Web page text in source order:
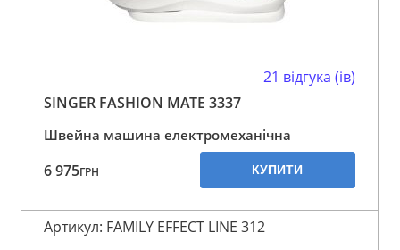
21 відгука (ів)
SINGER FASHION MATE 3337
Швейна машина електромеханічна
6 975ГРН КУПИТИ
Артикул: FAMILY EFFECT LINE 312